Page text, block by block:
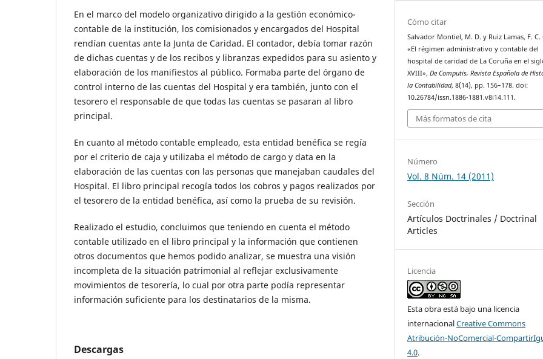
En el marco del modelo organizativo dirigido a la gestión económico-
contable de la institución, los comisionados y encargados del Hospital
rendían cuentas ante la Junta de Caridad. El contador, debía tomar razón
de dichas cuentas y de los recibos y libranzas expedidos para su asiento y
elaboración de los manifiestos al público. Formaba parte del órgano de
control interno de las cuentas del Hospital y era también, junto con el
tesorero el responsable de que todas las cuentas se pasaran al libro
principal.
En cuanto al método contable empleado, esta entidad benéfica se regía
por el criterio de caja y utilizaba el método de cargo y data en la
elaboración de las cuentas con las personas que manejaban caudales del
Hospital. El libro principal recogía todos los cobros y pagos realizados por
el tesorero de la entidad benéfica, así como la prueba de su revisión.
Realizado el estudio, concluimos que teniendo en cuenta el método
contable utilizado en el libro principal y la información que contienen
otros documentos que hemos podido analizar, se muestra una visión
incompleta de la situación patrimonial al reflejar exclusivamente
movimientos de tesorería, lo cual por otra parte podía representar
información suficiente para los destinatarios de la misma.
Descargas
Cómo citar
Salvador Montiel, M. D. y Ruiz Lamas, F. C.
«El régimen administrativo y contable del
hospital de caridad de La Coruña en el
XVIII»,De Computis, Revista Española de
la Contabilidad, 8(14), pp. 156–178. doi:
10.26784/issn.1886-1881.v8i14.111.
Más formatos de cita
Número
Vol. 8 Núm. 14 (2011)
Sección
Artículos Doctrinales / Doctrinal
Articles
Licencia
Esta obra está bajo una licencia
internacionalCreative Commons
Atribución-NoComercial-
4.0.